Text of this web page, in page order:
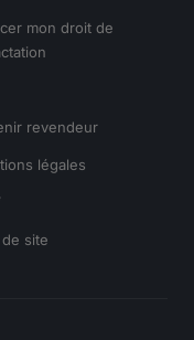
mon droit de
revendeur
légales
de site